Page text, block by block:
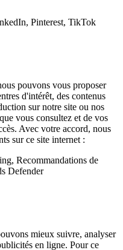
Pinterest, TikTok
pouvons vous proposer
d'intérêt, des contenus
sur notre site ou nos
vous consultez et de vos
Avec votre accord, nous
sur ce site internet :
Recommandations de
Defender
mieux suivre, analyser
en ligne. Pour ce